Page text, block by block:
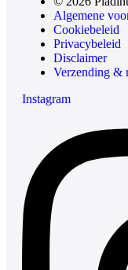
Algemene
Cookiebeleid
Privacybeleid
Disclaimer
Verzending &
Instagram